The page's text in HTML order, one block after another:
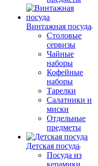
Винтажная посуда
Столовые
сервизы
Чайные
наборы
Кофейные
наборы
Тарелки
Салатники и
миски
Отдельные
предметы
Детская посуда
Посуда из
керамики